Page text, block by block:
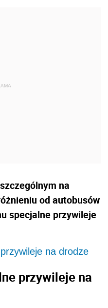
na
od autobusów
specjalne przywileje
na drodze
przywileje na